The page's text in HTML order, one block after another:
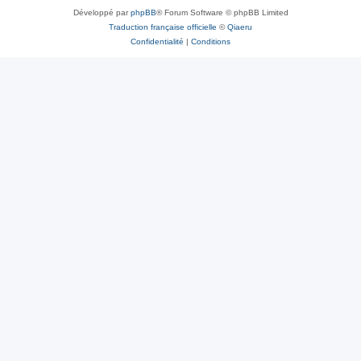
Développé parphpBB® Forum Software © phpBB Limited
Traduction française officielle ©Qiaeru
Confidentialité | Conditions